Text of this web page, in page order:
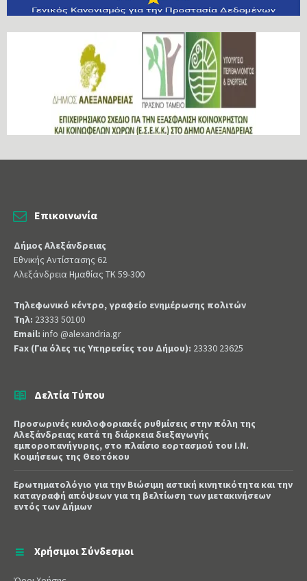
Επικοινωνία
Δήμος Αλεξάνδρειας
Εθνικής Αντίστασης 62
Αλεξάνδρεια Ημαθίας ΤΚ 59-300
Τηλεφωνικό κέντρο, γραφείο ενημέρωσης πολιτών
Τηλ: 23333 50100
Email: info @alexandria.gr
Fax (Για όλες τις Υπηρεσίες του Δήμου): 23330 23625
Δελτία Τύπου
Προσωρινές κυκλοφοριακές ρυθμίσεις στην πόλη της
Αλεξάνδρειας κατά τη διάρκεια διεξαγωγής
εμποροπανήγυρης, στο πλαίσιο εορτασμού του Ι.Ν.
Κοιμήσεως της Θεοτόκου
Ερωτηματολόγιο για την Βιώσιμη αστική κινητικότητα και την
καταγραφή απόψεων για τη βελτίωση των μετακινήσεων
εντός των Δήμων
Χρήσιμοι Σύνδεσμοι